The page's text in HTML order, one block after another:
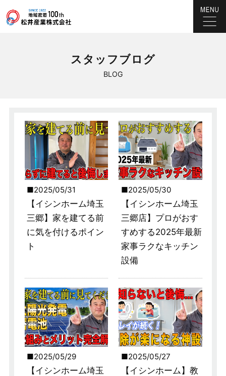
BLOG
スタッフブログ
2025/05/31
【イシンホーム埼玉
三郷】家を建てる前
に気を付けるポイン
ト
2025/05/30
【イシンホーム埼玉
三郷店】プロがおす
すめする2025年最新
家事ラクなキッチン
設備
2025/05/29
【イシンホーム埼玉
2025/05/27
【イシンホーム】教